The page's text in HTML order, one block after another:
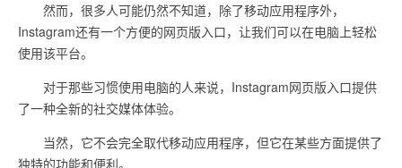
然而，很多人可能仍然不知道，除了移动应用程序外，
Instagram还有一个方便的网页版入口，让我们可以在电脑上轻松
使用该平台。
对于那些习惯使用电脑的人来说，Instagram网页版入口提供
了一种全新的社交媒体体验。
当然，它不会完全取代移动应用程序，但它在某些方面提供了
独特的功能和便利。